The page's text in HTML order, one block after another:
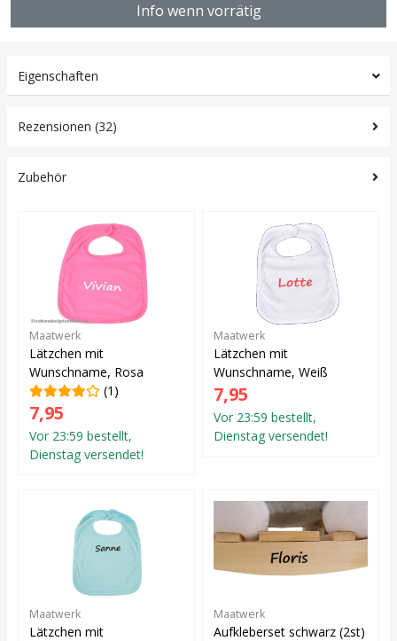
Info wenn vorrätig
Eigenschaften
Rezensionen (32)
Zubehör
Maatwerk
Lätzchen mit
Wunschname, Rosa
(1)
7,95
Vor 23:59 bestellt,
Dienstag versendet!
Maatwerk
Lätzchen mit
Wunschname, Weiß
7,95
Vor 23:59 bestellt,
Dienstag versendet!
Maatwerk
Lätzchen mit
Maatwerk
Aufkleberset schwarz (2st)